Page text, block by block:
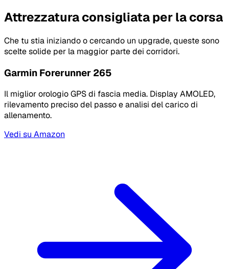
Attrezzatura consigliata per la corsa
Che tu stia iniziando o cercando un upgrade, queste sono
scelte solide per la maggior parte dei corridori.
Garmin Forerunner 265
Il miglior orologio GPS di fascia media. Display AMOLED,
rilevamento preciso del passo e analisi del carico di
allenamento.
Vedi su Amazon